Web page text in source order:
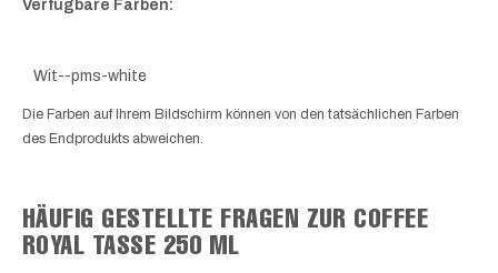
Verfügbare Farben:
Wit--pms-white
Die Farben auf Ihrem Bildschirm können von den tatsächlichen Farben
des Endprodukts abweichen.
HÄUFIG GESTELLTE FRAGEN ZUR COFFEE
ROYAL TASSE 250 ML